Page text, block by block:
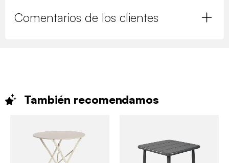
Comentarios de los clientes
También recomendamos